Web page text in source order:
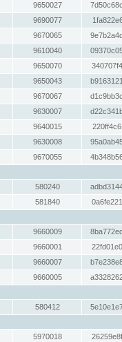
9650027
9690077
9670065
9610040
9650070
9650043
9670067
9630007
9640015
9630008
9670055
580240
581840
9660009
9660001
9660007
9660005
580412
5970018